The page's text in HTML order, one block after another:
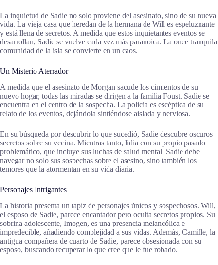
La inquietud de Sadie no solo proviene del asesinato, sino de su nueva
vida. La vieja casa que heredan de la hermana de Will es espeluznante
y está llena de secretos. A medida que estos inquietantes eventos se
desarrollan, Sadie se vuelve cada vez más paranoica. La once tranquila
comunidad de la isla se convierte en un caos.
Un Misterio Aterrador
A medida que el asesinato de Morgan sacude los cimientos de su
nuevo hogar, todas las miradas se dirigen a la familia Foust. Sadie se
encuentra en el centro de la sospecha. La policía es escéptica de su
relato de los eventos, dejándola sintiéndose aislada y nerviosa.
En su búsqueda por descubrir lo que sucedió, Sadie descubre oscuros
secretos sobre su vecina. Mientras tanto, lidia con su propio pasado
problemático, que incluye sus luchas de salud mental. Sadie debe
navegar no solo sus sospechas sobre el asesino, sino también los
temores que la atormentan en su vida diaria.
Personajes Intrigantes
La historia presenta un tapiz de personajes únicos y sospechosos. Will,
el esposo de Sadie, parece encantador pero oculta secretos propios. Su
sobrina adolescente, Imogen, es una presencia melancólica e
impredecible, añadiendo complejidad a sus vidas. Además, Camille, la
antigua compañera de cuarto de Sadie, parece obsesionada con su
esposo, buscando recuperar lo que cree que le fue robado.